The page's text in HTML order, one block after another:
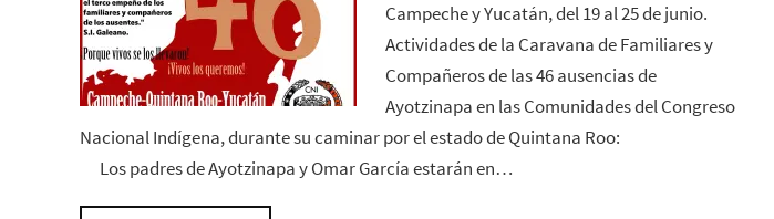
Campeche y Yucatán, del 19 al 25 de junio.
Actividades de la Caravana de Familiares y
Compañeros de las 46 ausencias de
Ayotzinapa en las Comunidades del Congreso
Nacional Indígena, durante su caminar por el estado de Quintana Roo:
Los padres de Ayotzinapa y Omar García estarán en…